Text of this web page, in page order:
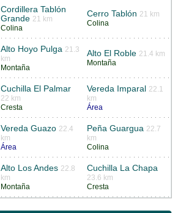
Cordillera Tablón
Grande 21 km
Colina
Cerro Tablón 21 km
Colina
Alto Hoyo Pulga 21.3
km
Montaña
Alto El Roble 21.4 km
Montaña
Cuchilla El Palmar
22 km
Cresta
Vereda Imparal 22.1
km
Área
Vereda Guazo 22.4
km
Área
Peña Guargua 22.7
km
Colina
Alto Los Andes 22.8
km
Montaña
Cuchilla La Chapa
23.6 km
Cresta